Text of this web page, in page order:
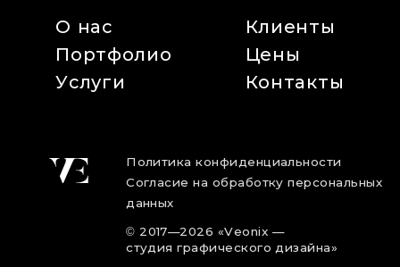
Политика конфиденциальности
Согласие на обработку персональных
данных
© 2017—2026 «Veonix —
студия графического дизайна»
О нас
Портфолио
Услуги
Клиенты
Цены
Контакты